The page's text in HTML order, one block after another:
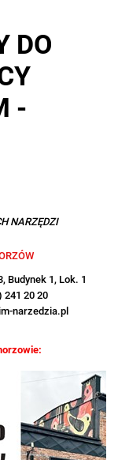
DO
-
NARZĘDZI
Budynek 1, Lok. 1
241 20 20
narzedzia.pl